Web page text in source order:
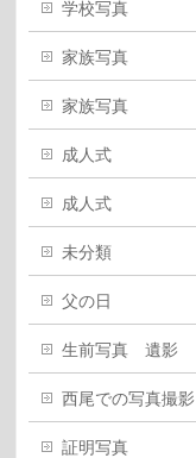
学校写真
家族写真
家族写真
成人式
成人式
未分類
父の日
生前写真 遺影
西尾での写真撮影
証明写真